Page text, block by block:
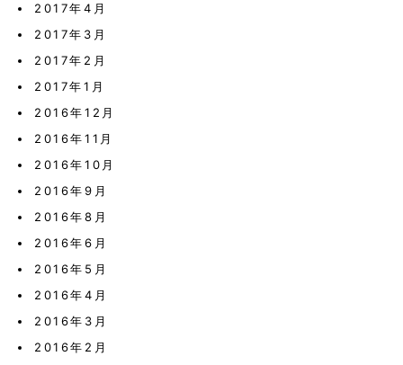
2017年4月
2017年3月
2017年2月
2017年1月
2016年12月
2016年11月
2016年10月
2016年9月
2016年8月
2016年6月
2016年5月
2016年4月
2016年3月
2016年2月